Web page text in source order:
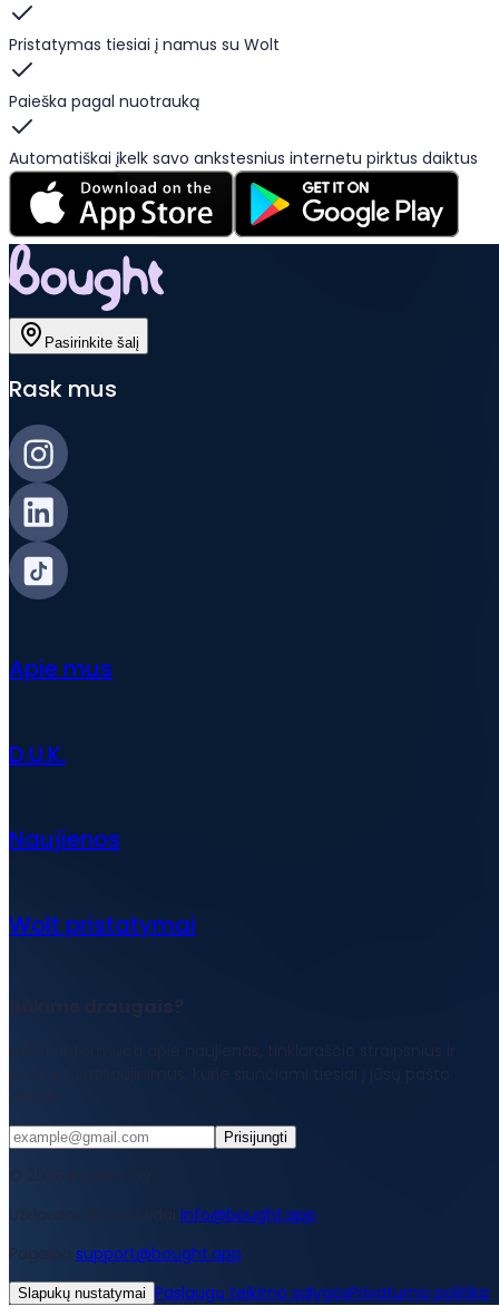
Pristatymas tiesiai į namus su Wolt
Paieška pagal nuotrauką
Automatiškai įkelk savo ankstesnius internetu pirktus daiktus
Pasirinkite šalį
Rask mus
Apie mus
D.U.K.
Naujienos
Wolt pristatymai
Prisijungti
info@bought.app
support@bought.app
Slapukų nustatymai Paslaugų teikimo sąlygosPrivatumo politika